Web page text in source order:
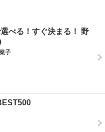
べる！すぐ決まる！ 野
子